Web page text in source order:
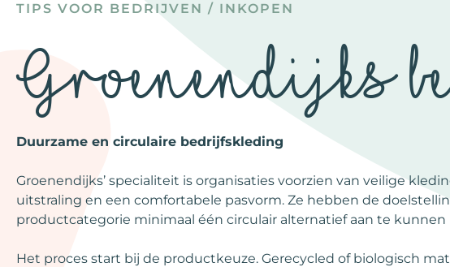
TIPS VOOR BEDRIJVEN / INKOPEN
Groenendijks
Duurzame en circulaire bedrijfskleding
Groenendijks’ specialiteit is organisaties voorzien van veilige
uitstraling en een comfortabele pasvorm. Ze hebben de
productcategorie minimaal één circulair alternatief aan te kunnen
Het proces start bij de productkeuze. Gerecycled of biologisch